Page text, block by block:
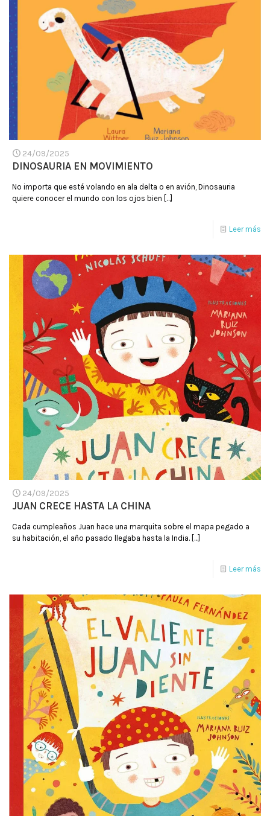
24/09/2025
DINOSAURIA EN MOVIMIENTO
No importa que esté volando en ala delta o en avión, Dinosauria
quiere conocer el mundo con los ojos bien […]
Leer más
24/09/2025
JUAN CRECE HASTA LA CHINA
Cada cumpleaños Juan hace una marquita sobre el mapa pegado a
su habitación, el año pasado llegaba hasta la India. […]
Leer más